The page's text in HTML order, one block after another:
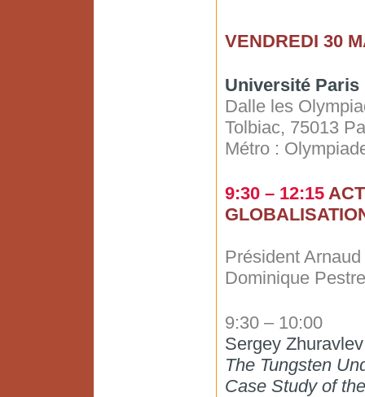
VENDREDI 30
Université Paris
Dalle les
Tolbiac, 75013
Métro :
9:30 – 12:15
Président
Dominique
9:30 – 10:00
Sergey
The Tungsten
Case Study of